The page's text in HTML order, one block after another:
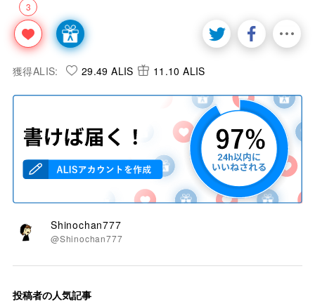
3
獲得ALIS: 29.49 ALIS 11.10 ALIS
Shinochan777
@Shinochan777
投稿者の人気記事